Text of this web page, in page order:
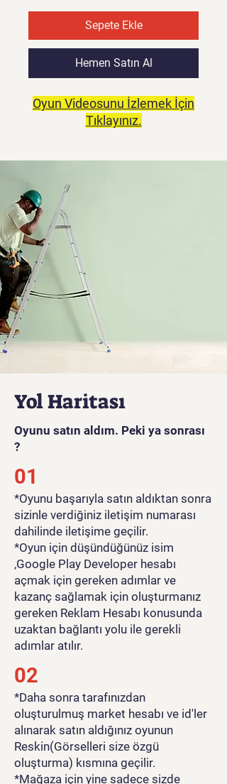
Sepete Ekle
Hemen Satın Al
Oyun Videosunu İzlemek İçin
Tıklayınız.
Yol Haritası
Oyunu satın aldım. Peki ya sonrası
?
01
*Oyunu başarıyla satın aldıktan sonra
sizinle verdiğiniz iletişim numarası
dahilinde iletişime geçilir.
*Oyun için düşündüğünüz isim
,Google Play Developer hesabı
açmak için gereken adımlar ve
kazanç sağlamak için oluşturmanız
gereken Reklam Hesabı konusunda
uzaktan bağlantı yolu ile gerekli
adımlar atılır.
02
*Daha sonra tarafınızdan
oluşturulmuş market hesabı ve id'ler
alınarak satın aldığınız oyunun
Reskin(Görselleri size özgü
oluşturma) kısmına geçilir.
*Mağaza için yine sadece sizde